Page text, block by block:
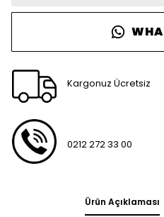
Kargonuz Ücretsiz
0212 272 33 00
Ürün Açıklaması